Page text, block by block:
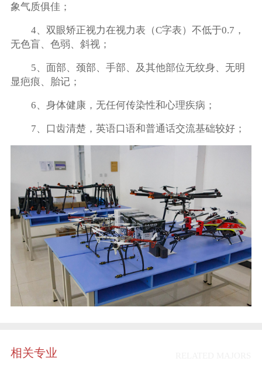
象气质俱佳；
4、双眼矫正视力在视力表（C字表）不低于0.7，
无色盲、色弱、斜视；
5、面部、颈部、手部、及其他部位无纹身、无明
显疤痕、胎记；
6、身体健康，无任何传染性和心理疾病；
7、口齿清楚，英语口语和普通话交流基础较好；
相关专业